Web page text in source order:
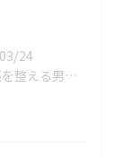
24
自律神経を整える男性オイルマッサージ